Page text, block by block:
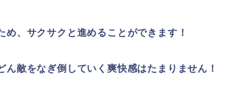
、サクサクと進めることができます！
ん敵をなぎ倒していく爽快感はたまりません！